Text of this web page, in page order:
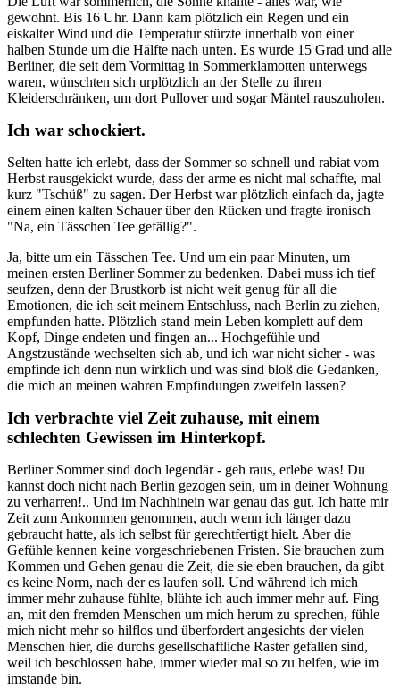
gewohnt. Bis 16 Uhr. Dann kam plötzlich ein Regen und ein
eiskalter Wind und die Temperatur stürzte innerhalb von einer
halben Stunde um die Hälfte nach unten. Es wurde 15 Grad und alle
Berliner, die seit dem Vormittag in Sommerklamotten unterwegs
waren, wünschten sich urplötzlich an der Stelle zu ihren
Kleiderschränken, um dort Pullover und sogar Mäntel rauszuholen.
Ich war schockiert.
Selten hatte ich erlebt, dass der Sommer so schnell und rabiat vom
Herbst rausgekickt wurde, dass der arme es nicht mal schaffte, mal
kurz "Tschüß" zu sagen. Der Herbst war plötzlich einfach da, jagte
einem einen kalten Schauer über den Rücken und fragte ironisch
"Na, ein Tässchen Tee gefällig?".
Ja, bitte um ein Tässchen Tee. Und um ein paar Minuten, um
meinen ersten Berliner Sommer zu bedenken. Dabei muss ich tief
seufzen, denn der Brustkorb ist nicht weit genug für all die
Emotionen, die ich seit meinem Entschluss, nach Berlin zu ziehen,
empfunden hatte. Plötzlich stand mein Leben komplett auf dem
Kopf, Dinge endeten und fingen an... Hochgefühle und
Angstzustände wechselten sich ab, und ich war nicht sicher - was
empfinde ich denn nun wirklich und was sind bloß die Gedanken,
die mich an meinen wahren Empfindungen zweifeln lassen?
Ich verbrachte viel Zeit zuhause, mit einem
schlechten Gewissen im Hinterkopf.
Berliner Sommer sind doch legendär - geh raus, erlebe was! Du
kannst doch nicht nach Berlin gezogen sein, um in deiner Wohnung
zu verharren!.. Und im Nachhinein war genau das gut. Ich hatte mir
Zeit zum Ankommen genommen, auch wenn ich länger dazu
gebraucht hatte, als ich selbst für gerechtfertigt hielt. Aber die
Gefühle kennen keine vorgeschriebenen Fristen. Sie brauchen zum
Kommen und Gehen genau die Zeit, die sie eben brauchen, da gibt
es keine Norm, nach der es laufen soll. Und während ich mich
immer mehr zuhause fühlte, blühte ich auch immer mehr auf. Fing
an, mit den fremden Menschen um mich herum zu sprechen, fühle
mich nicht mehr so hilflos und überfordert angesichts der vielen
Menschen hier, die durchs gesellschaftliche Raster gefallen sind,
weil ich beschlossen habe, immer wieder mal so zu helfen, wie im
imstande bin.